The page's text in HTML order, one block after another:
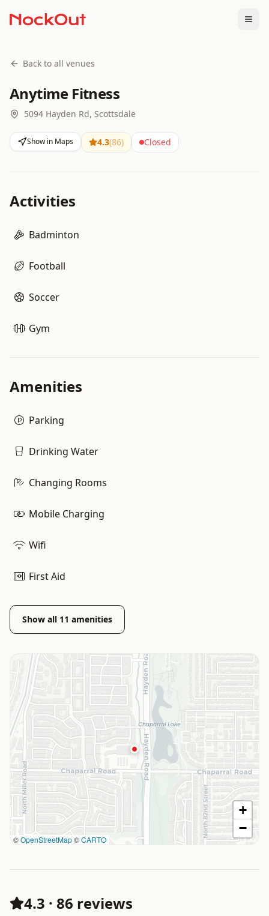
Back to all venues
Anytime Fitness
5094 Hayden Rd, Scottsdale
Show in Maps 4.3(86) Closed
Activities
Badminton
Football
Soccer
Gym
Amenities
Parking
Drinking Water
Changing Rooms
Mobile Charging
Wifi
First Aid
Show all 11 amenities
©OpenStreetMap©CARTO
+
−
4.3 · 86 reviews